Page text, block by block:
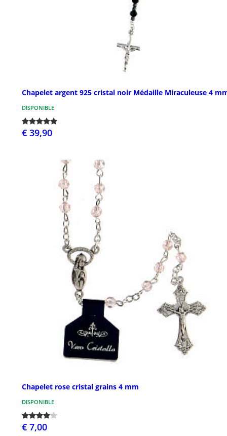
Chapelet argent 925 cristal noir Médaille Miraculeuse 4
DISPONIBLE
€ 39,90
Chapelet rose cristal grains 4 mm
DISPONIBLE
€ 7,00